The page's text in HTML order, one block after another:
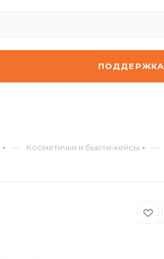
ПОДДЕРЖКА
— Косметички и бьюти-кейсы —